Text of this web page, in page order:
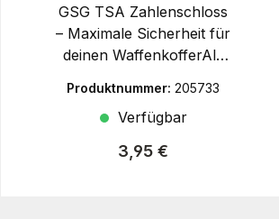
GSG TSA Zahlenschloss
– Maximale Sicherheit für
deinen WaffenkofferAls
Kleinkaliberwaffen,
Airsoft-Modelle und
Zubehör entwickelt GSG
Produkte, die universell
Produktnummer:205733
Verfügbar
Regulärer Preis:
3,95 €